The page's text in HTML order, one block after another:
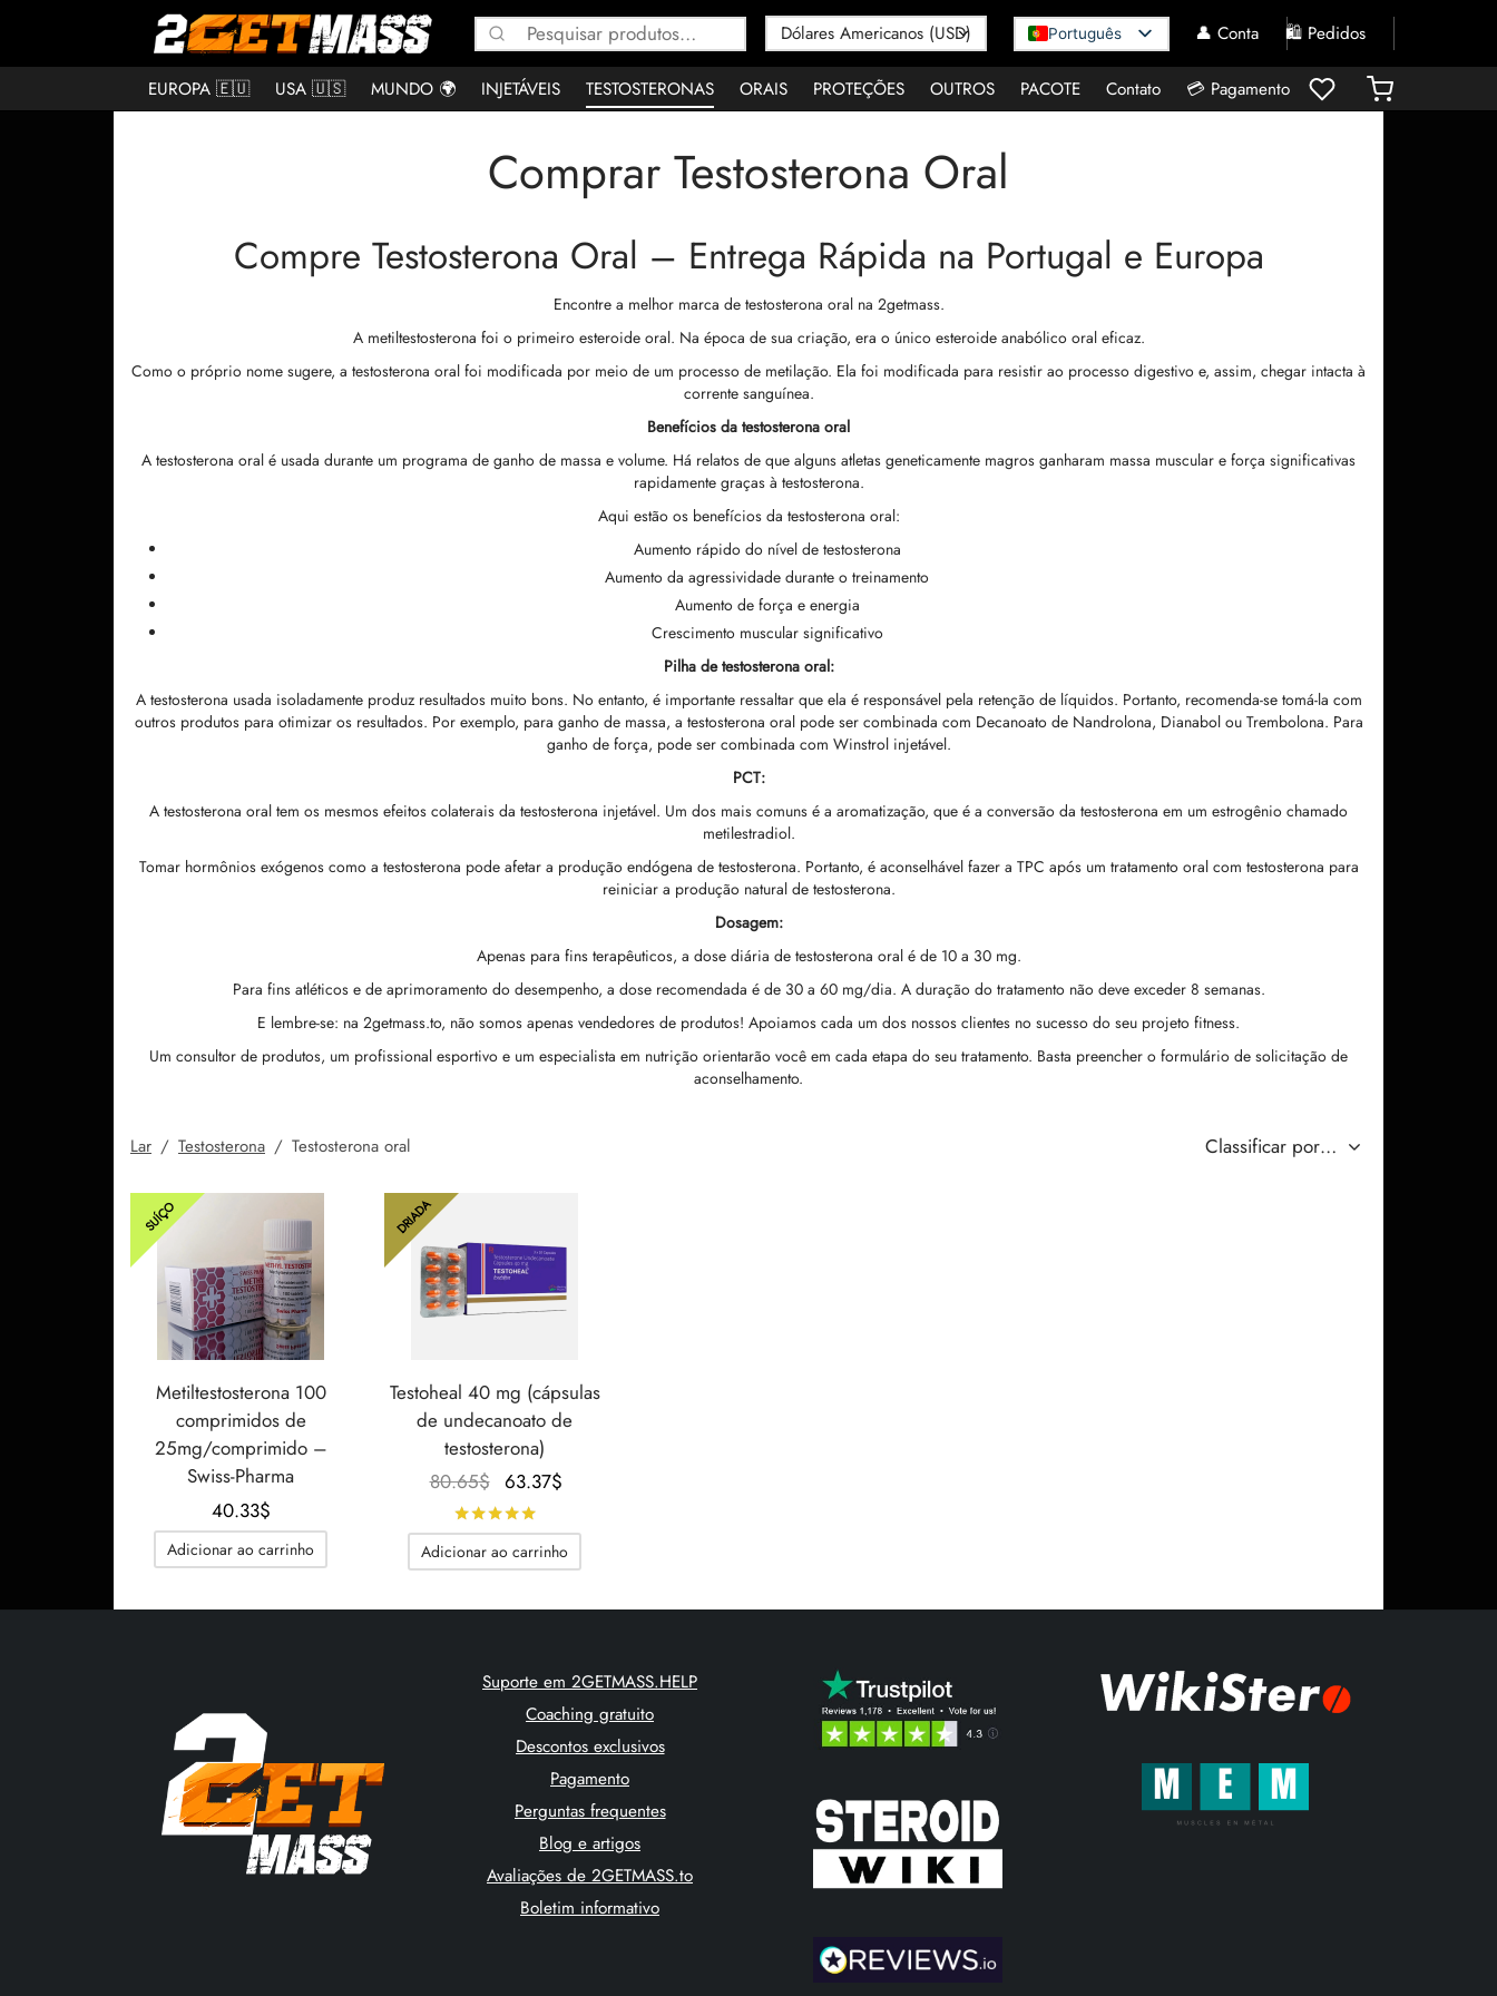
Pesquisar
por:
Português 👤 Conta 🛍️ Pedidos
EUROPA 🇪🇺 USA 🇺🇸 MUNDO 🌍 INJETÁVEIS TESTOSTERONAS ORAIS PROTEÇÕES OUTROS PACOTE Contato 💳 Pagamento
Comprar Testosterona Oral
Compre Testosterona Oral – Entrega Rápida na Portugal e Europa
Encontre a melhor marca de testosterona oral na 2getmass.
A metiltestosterona foi o primeiro esteroide oral. Na época de sua criação, era o único esteroide anabólico oral eficaz.
Como o próprio nome sugere, a testosterona oral foi modificada por meio de um processo de metilação. Ela foi modificada para resistir ao processo digestivo e, assim, chegar intacta à
corrente sanguínea.
Benefícios da testosterona oral
A testosterona oral é usada durante um programa de ganho de massa e volume. Há relatos de que alguns atletas geneticamente magros ganharam massa muscular e força significativas
rapidamente graças à testosterona.
Aqui estão os benefícios da testosterona oral:
Aumento rápido do nível de testosterona
Aumento da agressividade durante o treinamento
Aumento de força e energia
Crescimento muscular significativo
Pilha de testosterona oral:
A testosterona usada isoladamente produz resultados muito bons. No entanto, é importante ressaltar que ela é responsável pela retenção de líquidos. Portanto, recomenda-se tomá-la com
outros produtos para otimizar os resultados. Por exemplo, para ganho de massa, a testosterona oral pode ser combinada com Decanoato de Nandrolona, Dianabol ou Trembolona. Para
ganho de força, pode ser combinada com Winstrol injetável.
PCT:
A testosterona oral tem os mesmos efeitos colaterais da testosterona injetável. Um dos mais comuns é a aromatização, que é a conversão da testosterona em um estrogênio chamado
metilestradiol.
Tomar hormônios exógenos como a testosterona pode afetar a produção endógena de testosterona. Portanto, é aconselhável fazer a TPC após um tratamento oral com testosterona para
reiniciar a produção natural de testosterona.
Dosagem:
Apenas para fins terapêuticos, a dose diária de testosterona oral é de 10 a 30 mg.
Para fins atléticos e de aprimoramento do desempenho, a dose recomendada é de 30 a 60 mg/dia. A duração do tratamento não deve exceder 8 semanas.
E lembre-se: na 2getmass.to, não somos apenas vendedores de produtos! Apoiamos cada um dos nossos clientes no sucesso do seu projeto fitness.
Um consultor de produtos, um profissional esportivo e um especialista em nutrição orientarão você em cada etapa do seu tratamento. Basta preencher o formulário de solicitação de
aconselhamento.
Lar / Testosterona / Testosterona oral
SUÍÇO
Metiltestosterona 100
comprimidos de
25mg/comprimido –
Swiss-Pharma
40.33$
Adicionar ao carrinho
DRIADA
Testoheal 40 mg (cápsulas
de undecanoato de
testosterona)
80.65$
O
preço
original
era:
63.37$
atual é:
63.37$.
Adicionar ao carrinho
Suporte em 2GETMASS.HELP
Coaching gratuito
Descontos exclusivos
Pagamento
Perguntas frequentes
Blog e artigos
Avaliações de 2GETMASS.to
Boletim informativo